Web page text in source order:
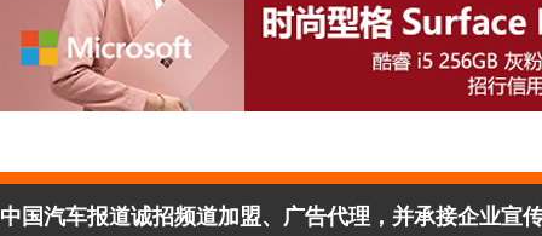
中国汽车报道诚招频道加盟、广告代理，并承接企业宣